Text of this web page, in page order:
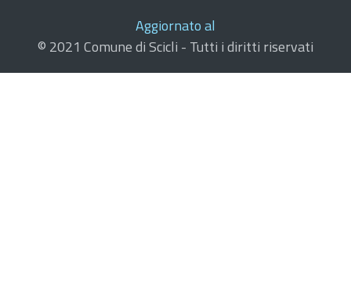
Aggiornato al
© 2021 Comune di Scicli - Tutti i diritti riservati